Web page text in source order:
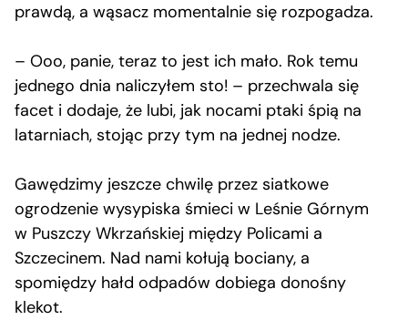
prawdą, a wąsacz momentalnie się rozpogadza.
– Ooo, panie, teraz to jest ich mało. Rok temu
jednego dnia naliczyłem sto! – przechwala się
facet i dodaje, że lubi, jak nocami ptaki śpią na
latarniach, stojąc przy tym na jednej nodze.
Gawędzimy jeszcze chwilę przez siatkowe
ogrodzenie wysypiska śmieci w Leśnie Górnym
w Puszczy Wkrzańskiej między Policami a
Szczecinem. Nad nami kołują bociany, a
spomiędzy hałd odpadów dobiega donośny
klekot.